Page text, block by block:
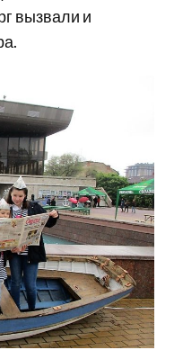
вызвали и